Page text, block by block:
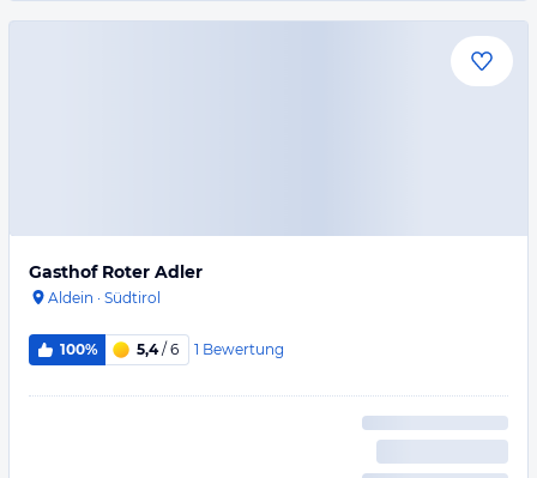
Gasthof Roter Adler
Aldein · Südtirol
100% 5,4/ 6 1 Bewertung